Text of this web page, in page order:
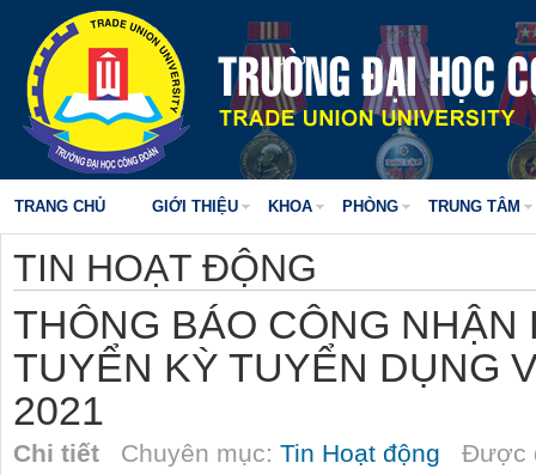
TRANG CHỦ GIỚI THIỆU KHOA PHÒNG TRUNG TÂM
TIN HOẠT ĐỘNG
THÔNG BÁO CÔNG NHẬN
TUYỂN KỲ TUYỂN DỤNG
2021
Chi tiết Chuyên mục: Tin Hoạt động Được